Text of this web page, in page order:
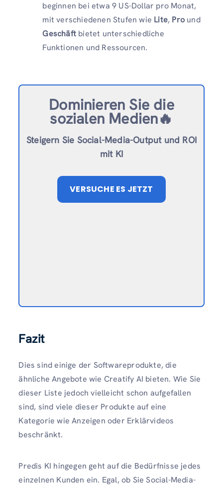
beginnen bei etwa 9 US-Dollar pro Monat,
mit verschiedenen Stufen wie Lite, Pro und
Geschäft bietet unterschiedliche
Funktionen und Ressourcen.
Dominieren Sie die
sozialen Medien🔥
Steigern Sie Social-Media-Output und ROI
mit KI
VERSUCHE ES JETZT
Fazit
Dies sind einige der Softwareprodukte, die
ähnliche Angebote wie Creatify AI bieten. Wie Sie
dieser Liste jedoch vielleicht schon aufgefallen
sind, sind viele dieser Produkte auf eine
Kategorie wie Anzeigen oder Erklärvideos
beschränkt.
Predis KI hingegen geht auf die Bedürfnisse jedes
einzelnen Kunden ein. Egal, ob Sie Social-Media-